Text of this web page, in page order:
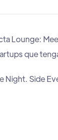
para dar y